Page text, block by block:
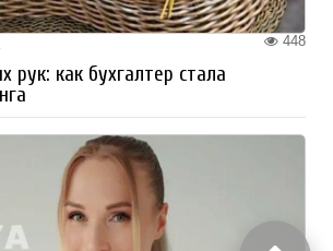
448
рук: как бухгалтер стала